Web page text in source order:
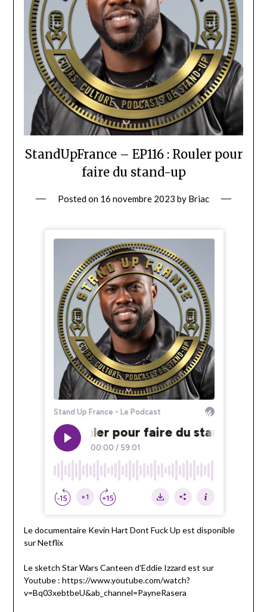
StandUpFrance – EP116 : Rouler pour
faire du stand-up
Posted on 16 novembre 2023 by Briac
Le documentaire Kevin Hart Dont Fuck Up est disponible
sur Netflix
Le sketch Star Wars Canteen d’Eddie Izzard est sur
Youtube : https://www.youtube.com/watch?
v=Bq03xebtbeU&ab_channel=PayneRasera